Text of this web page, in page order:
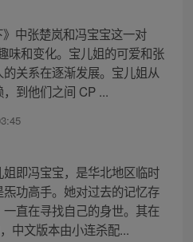
中张楚岚和冯宝宝这一对
味和变化。宝儿姐的可爱和张
关系在逐渐发展。宝儿姐从
到他们之间 CP ...
即冯宝宝，是华北地区临时
功高手。她对过去的记忆存
直在寻找自己的身世。其在
中文版本由小连杀配...